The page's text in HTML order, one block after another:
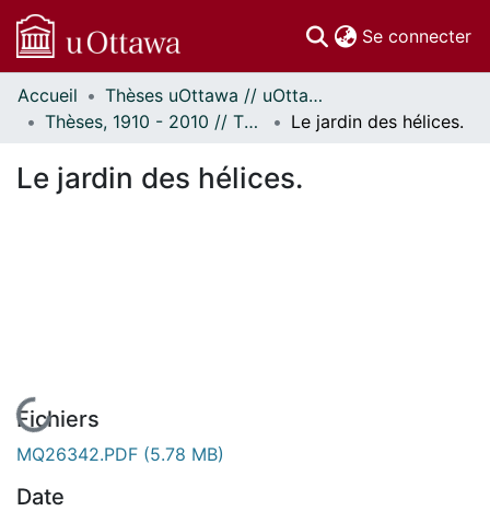
Se connecter
Communautés
et collections
Statistiques
Accueil
Thèses uOttawa // uOttawa Theses
Thèses, 1910 - 2010 // Theses, 1910 - 2010
Le jardin des hélices.
Le jardin des hélices.
En cours de chargement...
Fichiers
MQ26342.PDF (5.78 MB)
Date